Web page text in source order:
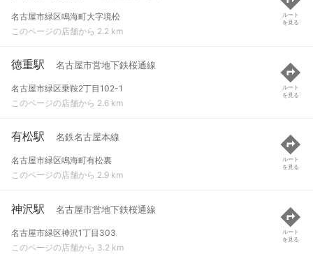
名古屋市緑区鳴海町大字境松
このページの店舗から 2.2 km
ルート
を見る
徳重駅 名古屋市営地下鉄桜通線
名古屋市緑区乗鞍2丁目102-1
このページの店舗から 2.6 km
ルート
を見る
有松駅 名鉄名古屋本線
名古屋市緑区鳴海町有松裏
このページの店舗から 2.9 km
ルート
を見る
神沢駅 名古屋市営地下鉄桜通線
名古屋市緑区神沢1丁目303
このページの店舗から 3.2 km
ルート
を見る